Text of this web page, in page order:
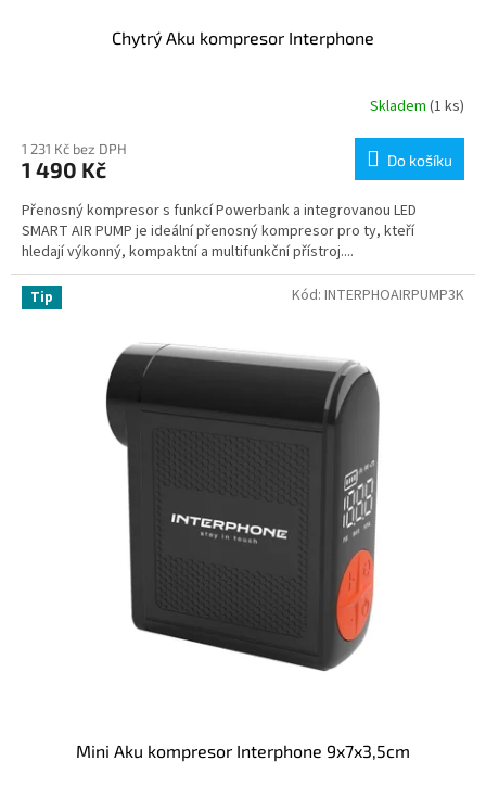
Chytrý Aku kompresor Interphone
Skladem (1 ks)
1 231 Kč bez DPH
1 490 Kč Do košíku
Přenosný kompresor s funkcí Powerbank a integrovanou LED
SMART AIR PUMP je ideální přenosný kompresor pro ty, kteří
hledají výkonný, kompaktní a multifunkční přístroj....
Tip
Mini Aku kompresor Interphone 9x7x3,5cm
Kód: INTERPHOAIRPUMP3K